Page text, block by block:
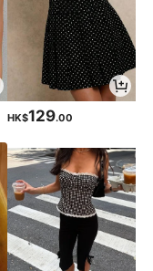
HK$129.00